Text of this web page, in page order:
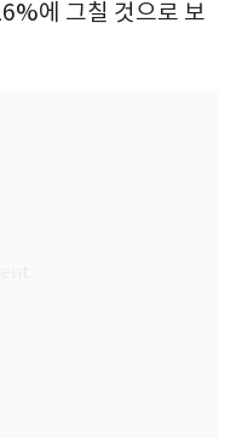
에 그칠 것으로 보